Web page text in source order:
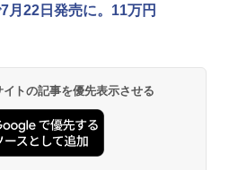
月22日発売に。11万円
トの記事を優先表示させる